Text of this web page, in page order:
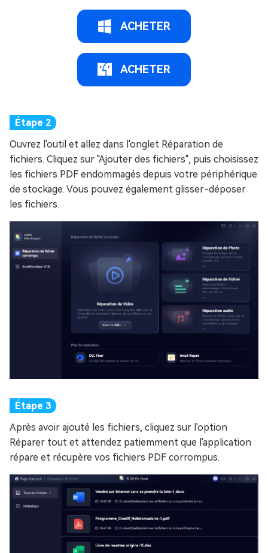
ACHETER
ACHETER
Ouvrez l'outil et allez dans l'onglet Réparation de
fichiers. Cliquez sur "Ajouter des fichiers", puis choisissez
les fichiers PDF endommagés depuis votre périphérique
de stockage. Vous pouvez également glisser-déposer
les fichiers.
Après avoir ajouté les fichiers, cliquez sur l'option
Réparer tout et attendez patiemment que l'application
répare et récupère vos fichiers PDF corrompus.